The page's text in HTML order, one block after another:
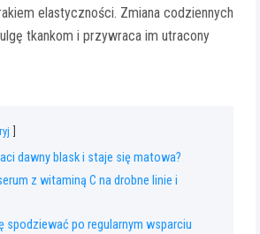
elastyczności. Zmiana codziennych
tkankom i przywraca im utracony
dawny blask i staje się matowa?
z witaminą C na drobne linie i
spodziewać po regularnym wsparciu